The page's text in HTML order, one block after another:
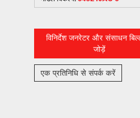
विनिर्देश जनरेटर और संसाधन
जोड़ें
एक प्रतिनिधि से संपर्क करें